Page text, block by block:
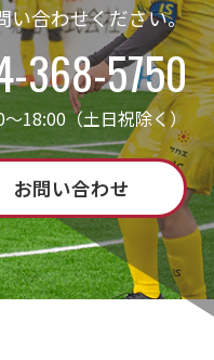
い合わせください。
368-5750
18:00（土日祝除く）
お問い合わせ